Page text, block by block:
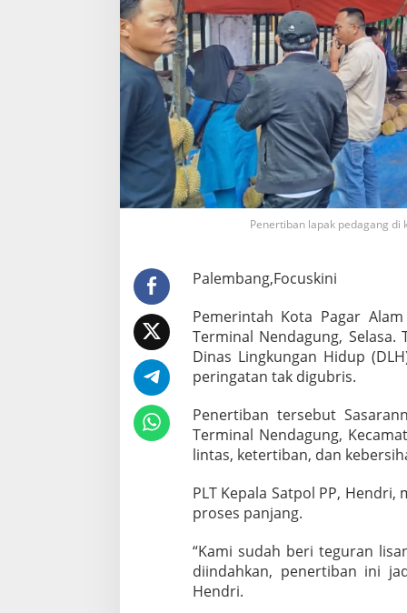
n
L
a
p
a
k
M
e
m
a
n
d
i
e
r
i
n
l
N
e
n
a
g
n
g
Penertiban lapak pedagang di
Palembang,Focuskini
Pemerintah Kota Pagar
Terminal Nendagung,
Dinas Lingkungan Hidup
peringatan tak digubris.
Penertiban tersebut
Terminal Nendagung,
lintas, ketertiban, dan
PLT Kepala Satpol PP,
proses panjang.
“Kami sudah beri teguran
diindahkan, penertiban ini
Hendri.